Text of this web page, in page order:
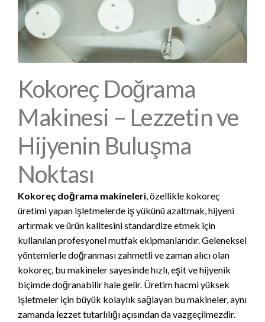
Kokoreç Doğrama
Makinesi – Lezzetin ve
Hijyenin Buluşma
Noktası
Kokoreç doğrama makineleri, özellikle kokoreç
üretimi yapan işletmelerde iş yükünü azaltmak, hijyeni
artırmak ve ürün kalitesini standardize etmek için
kullanılan profesyonel mutfak ekipmanlarıdır. Geleneksel
yöntemlerle doğranması zahmetli ve zaman alıcı olan
kokoreç, bu makineler sayesinde hızlı, eşit ve hijyenik
biçimde doğranabilir hale gelir. Üretim hacmi yüksek
işletmeler için büyük kolaylık sağlayan bu makineler, aynı
zamanda lezzet tutarlılığı açısından da vazgeçilmezdir.